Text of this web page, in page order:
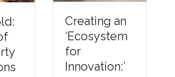
an
Understandi
ng Thermal
Barriers
Compliance